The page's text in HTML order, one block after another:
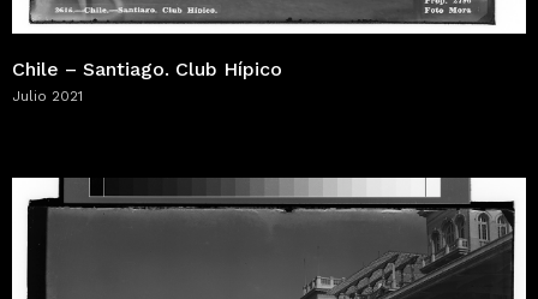
Chile – Santiago. Club Hípico
Julio 2021